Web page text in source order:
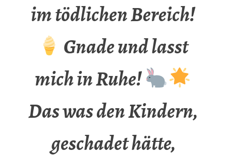
im tödlichen Bereich!
Gnade und lasst
mich in Ruhe!
Das was den Kindern,
geschadet hätte,